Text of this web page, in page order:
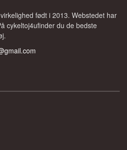
født i 2013. Webstedet har
cykeltoj4ufinder du de bedste